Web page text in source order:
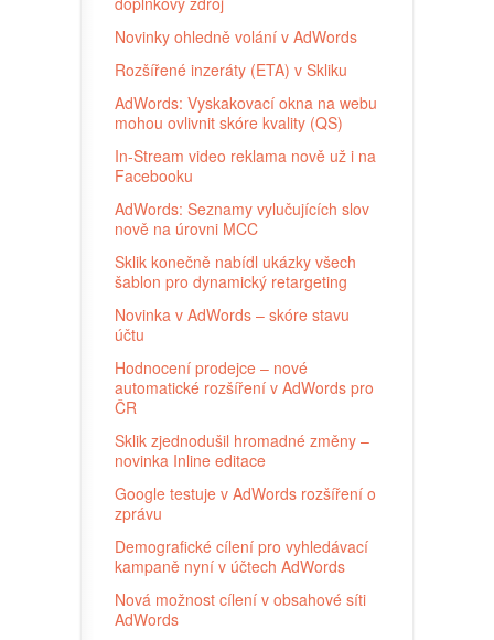
Novinky ohledně volání v AdWords
Rozšířené inzeráty (ETA) v Skliku
AdWords: Vyskakovací okna na webu
mohou ovlivnit skóre kvality (QS)
In-Stream video reklama nově už i na
Facebooku
AdWords: Seznamy vylučujících slov
nově na úrovni MCC
Sklik konečně nabídl ukázky všech
šablon pro dynamický retargeting
Novinka v AdWords – skóre stavu
účtu
Hodnocení prodejce – nové
automatické rozšíření v AdWords pro
ČR
Sklik zjednodušil hromadné změny –
novinka Inline editace
Google testuje v AdWords rozšíření o
zprávu
Demografické cílení pro vyhledávací
kampaně nyní v účtech AdWords
Nová možnost cílení v obsahové síti
AdWords